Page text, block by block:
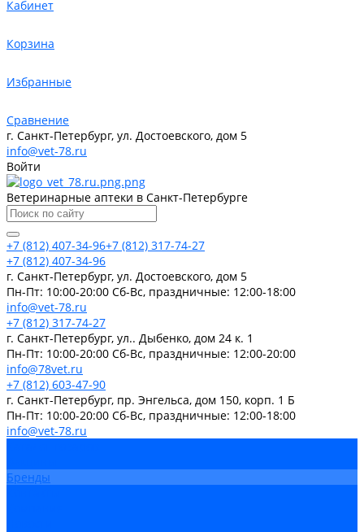
Кабинет
Корзина
Избранные
Сравнение
г. Санкт-Петербург, ул. Достоевского, дом 5
info@vet-78.ru
Войти
Ветеринарные аптеки в Санкт-Петербурге
+7 (812) 407-34-96+7 (812) 317-74-27
+7 (812) 407-34-96
г. Санкт-Петербург, ул. Достоевского, дом 5
Пн-Пт: 10:00-20:00 Cб-Вс, праздничные: 12:00-18:00
info@vet-78.ru
+7 (812) 317-74-27
г. Санкт-Петербург, ул.. Дыбенко, дом 24 к. 1
Пн-Пт: 10:00-20:00 Cб-Вс, праздничные: 12:00-20:00
info@78vet.ru
+7 (812) 603-47-90
г. Санкт-Петербург, пр. Энгельса, дом 150, корп. 1 Б
Пн-Пт: 10:00-20:00 Cб-Вс, праздничные: 12:00-18:00
info@vet-78.ru
Бренды